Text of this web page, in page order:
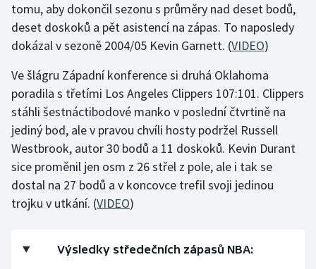
Ragby
Rychlostní kanoistika
Short track
Sportovní střelba
Stolní tenis
Veslování
tomu, aby dokončil sezonu s průměry nad deset bodů,
deset doskoků a pět asistencí na zápas. To naposledy
dokázal v sezoně 2004/05 Kevin Garnett. (VIDEO)
Ve šlágru Západní konference si druhá Oklahoma
poradila s třetími Los Angeles Clippers 107:101. Clippers
stáhli šestnáctibodové manko v poslední čtvrtině na
jediný bod, ale v pravou chvíli hosty podržel Russell
Westbrook, autor 30 bodů a 11 doskoků. Kevin Durant
sice proměnil jen osm z 26 střel z pole, ale i tak se
dostal na 27 bodů a v koncovce trefil svoji jedinou
trojku v utkání. (VIDEO)
Výsledky středečních zápasů NBA: